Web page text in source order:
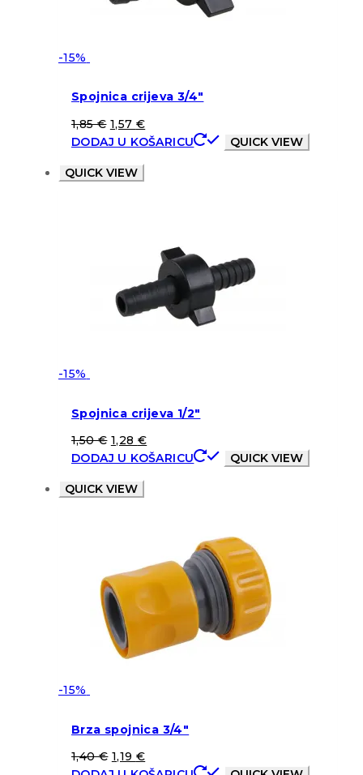
-15%
Spojnica crijeva 3/4″
1,85€ 1,57 €
DODAJ U KOŠARICU
QUICK VIEW
QUICK VIEW
-15%
Spojnica crijeva 1/2″
1,50€ 1,28 €
DODAJ U KOŠARICU
QUICK VIEW
QUICK VIEW
-15%
Brza spojnica 3/4″
1,40€ 1,19 €